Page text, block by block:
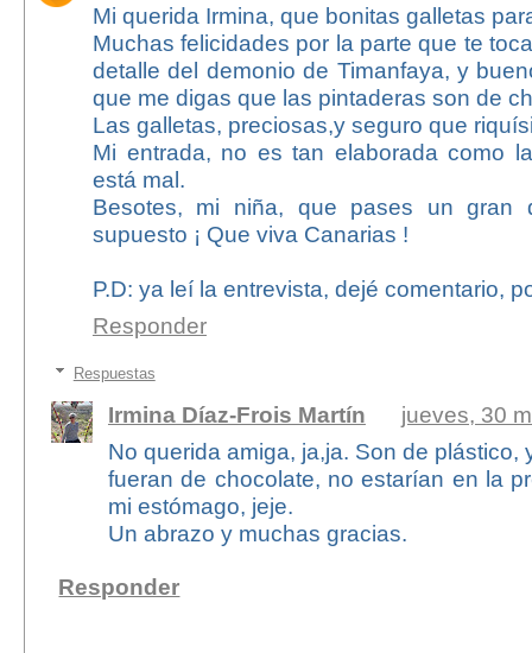
Mi querida Irmina, que bonitas galletas
Muchas felicidades por la parte que te
detalle del demonio de Timanfaya, y
que me digas que las pintaderas son de
Las galletas, preciosas,y seguro que
Mi entrada, no es tan elaborada como
está mal.
Besotes, mi niña, que pases un gran
supuesto ¡ Que viva Canarias !
P.D: ya leí la entrevista, dejé comentario,
Responder
Respuestas
Irmina Díaz-Frois Martín
jueves, 30
No querida amiga, ja,ja. Son de plástico,
fueran de chocolate, no estarían en la
mi estómago, jeje.
Un abrazo y muchas gracias.
Responder